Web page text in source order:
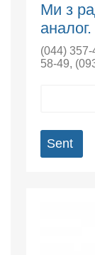
Ми з
аналог.
(044)
58-49,
Sent